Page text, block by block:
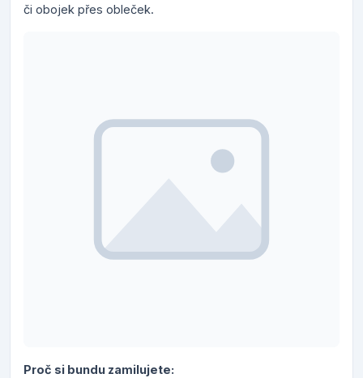
či obojek přes obleček.
Proč si bundu zamilujete: